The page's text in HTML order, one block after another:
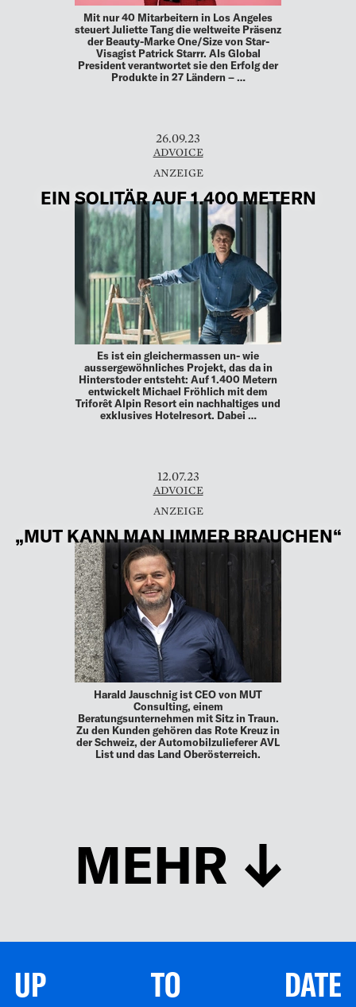
Mit nur 40 Mitarbeitern in Los Angeles
steuert Juliette Tang die weltweite Präsenz
der Beauty-Marke One/Size von Star-
Visagist Patrick Starrr. Als Global
President verantwortet sie den Erfolg der
Produkte in 27 Ländern – …
26.09.23
ADVOICE
EIN SOLITÄR AUF 1.400 METERN
Es ist ein gleichermassen un- wie
aussergewöhnliches Projekt, das da in
Hinterstoder entsteht: Auf 1.400 Metern
entwickelt Michael Fröhlich mit dem
Triforêt Alpin Resort ein nachhaltiges und
exklusives Hotelresort. Dabei …
12.07.23
ADVOICE
„MUT KANN MAN IMMER BRAUCHEN“
Harald Jauschnig ist CEO von MUT
Consulting, einem
Beratungsunternehmen mit Sitz in Traun.
Zu den Kunden gehören das Rote Kreuz in
der Schweiz, der Automobilzulieferer AVL
List und das Land Oberösterreich.
MEHR
UP TO DATE